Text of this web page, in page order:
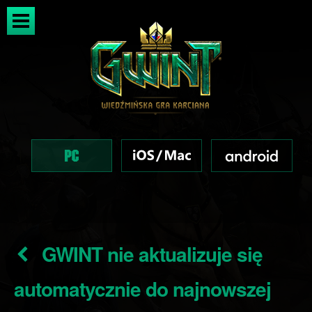
GWINT nie aktualizuje się
automatycznie do najnowszej